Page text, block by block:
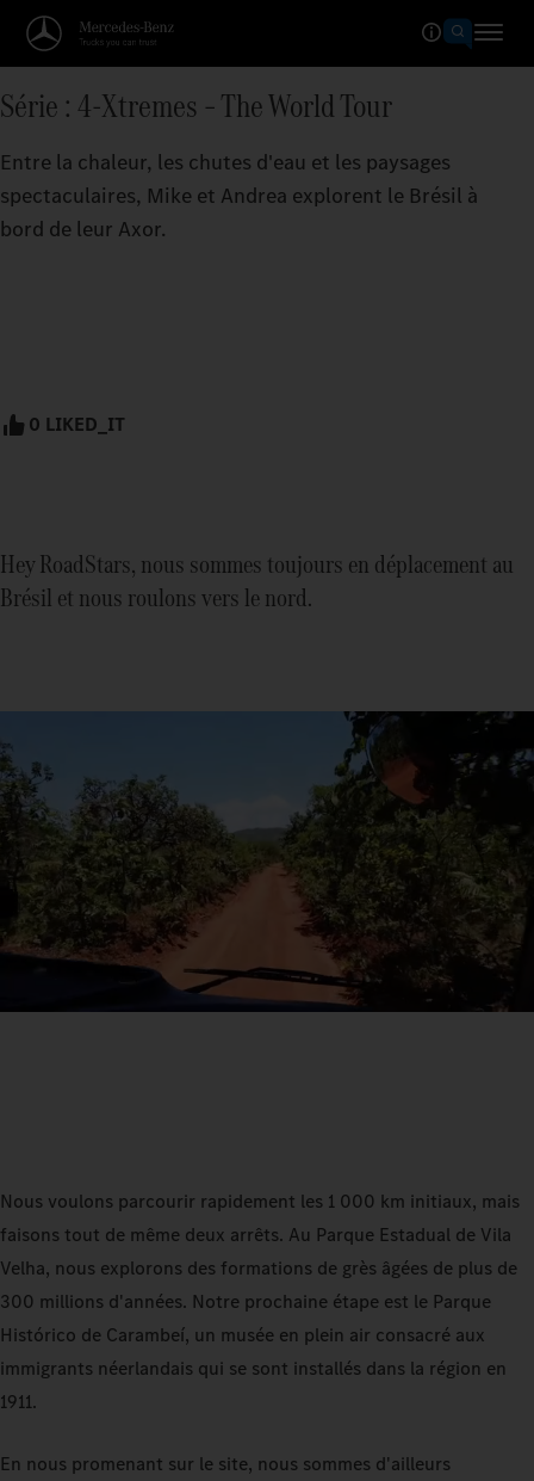
Série : 4-Xtremes – The World Tour
Entre la chaleur, les chutes d'eau et les paysages
spectaculaires, Mike et Andrea explorent le Brésil à
bord de leur Axor.
0 LIKED_IT
Hey RoadStars, nous sommes toujours en déplacement au
Brésil et nous roulons vers le nord.
Nous voulons parcourir rapidement les 1 000 km initiaux, mais
faisons tout de même deux arrêts. Au Parque Estadual de Vila
Velha, nous explorons des formations de grès âgées de plus de
300 millions d'années. Notre prochaine étape est le Parque
Histórico de Carambeí, un musée en plein air consacré aux
immigrants néerlandais qui se sont installés dans la région en
1911.
En nous promenant sur le site, nous sommes d'ailleurs